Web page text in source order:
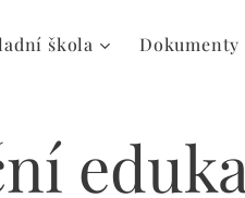
škola Dokumenty